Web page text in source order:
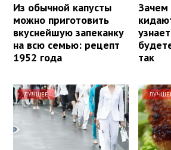
Из обычной капусты
можно приготовить
вкуснейшую запеканку
на всю семью: рецепт
1952 года
Зачем
так
ЛУЧШЕЕ